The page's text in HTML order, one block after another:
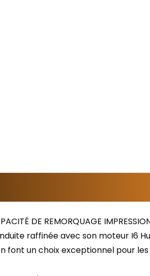
DE REMORQUAGE
raffinée avec son moteur I6
font un choix exceptionnel pour